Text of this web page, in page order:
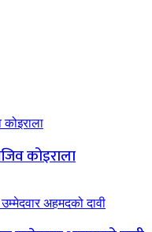
कोइराला